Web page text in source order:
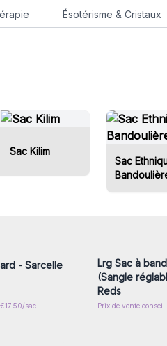
Ésotérisme & Cristaux
Sac Kilim
Sac
- Sarcelle
sac
Connectez-
vous pour
Lrg Sac à
(Sangle
Reds
Prix de vente
inscrivez-
Connectez-